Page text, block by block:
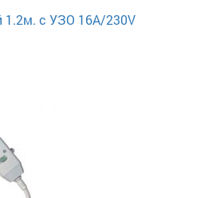
1.2м. с УЗО 16А/230V